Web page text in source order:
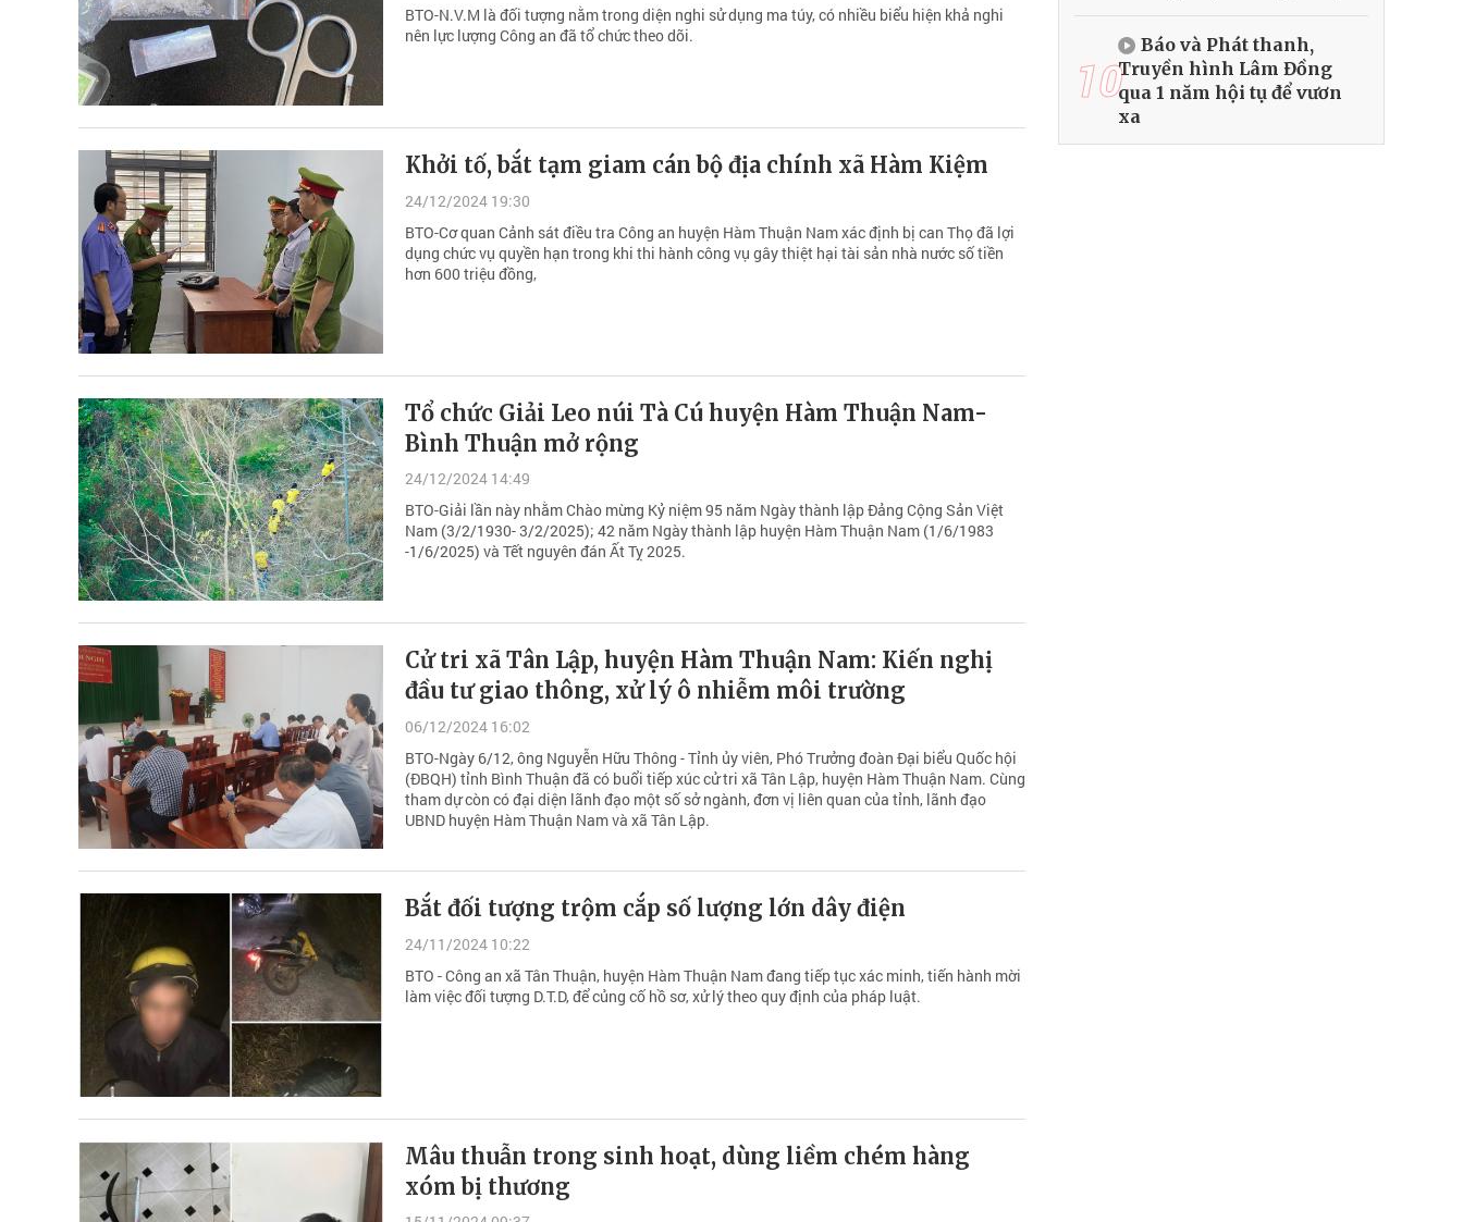
BTO-N.V.M là đối tượng nằm trong diện nghi sử dụng ma túy, có nhiều biểu hiện khả nghi
nên lực lượng Công an đã tổ chức theo dõi.
Khởi tố, bắt tạm giam cán bộ địa chính xã Hàm Kiệm
24/12/2024 19:30
BTO-Cơ quan Cảnh sát điều tra Công an huyện Hàm Thuận Nam xác định bị can Thọ đã lợi
dụng chức vụ quyền hạn trong khi thi hành công vụ gây thiệt hại tài sản nhà nước số tiền
hơn 600 triệu đồng,
Tổ chức Giải Leo núi Tà Cú huyện Hàm Thuận Nam-
Bình Thuận mở rộng
24/12/2024 14:49
BTO-Giải lần này nhằm Chào mừng Kỷ niệm 95 năm Ngày thành lập Đảng Cộng Sản Việt
Nam (3/2/1930- 3/2/2025); 42 năm Ngày thành lập huyện Hàm Thuận Nam (1/6/1983
-1/6/2025) và Tết nguyên đán Ất Tỵ 2025.
Cử tri xã Tân Lập, huyện Hàm Thuận Nam: Kiến nghị
đầu tư giao thông, xử lý ô nhiễm môi trường
06/12/2024 16:02
BTO-Ngày 6/12, ông Nguyễn Hữu Thông - Tỉnh ủy viên, Phó Trưởng đoàn Đại biểu Quốc hội
(ĐBQH) tỉnh Bình Thuận đã có buổi tiếp xúc cử tri xã Tân Lập, huyện Hàm Thuận Nam. Cùng
tham dự còn có đại diện lãnh đạo một số sở ngành, đơn vị liên quan của tỉnh, lãnh đạo
UBND huyện Hàm Thuận Nam và xã Tân Lập.
Bắt đối tượng trộm cắp số lượng lớn dây điện
24/11/2024 10:22
BTO - Công an xã Tân Thuận, huyện Hàm Thuận Nam đang tiếp tục xác minh, tiến hành mời
làm việc đối tượng D.T.D, để củng cố hồ sơ, xử lý theo quy định của pháp luật.
Mâu thuẫn trong sinh hoạt, dùng liềm chém hàng
xóm bị thương
10
Báo và Phát thanh,
Truyền hình Lâm Đồng
qua 1 năm hội tụ để vươn
xa